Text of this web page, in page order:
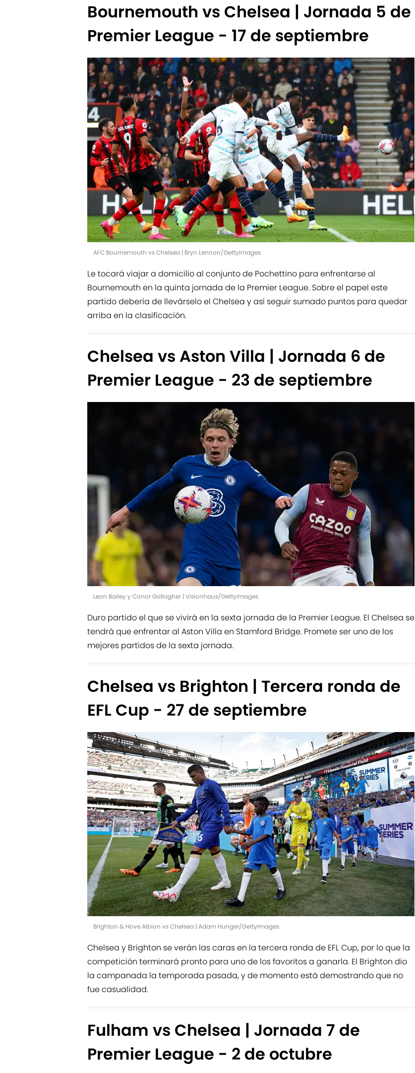
Bournemouth vs Chelsea | Jornada 5 de
Premier League - 17 de septiembre
AFC Bournemouth vs Chelsea | Bryn Lennon/GettyImages
Le tocará viajar a domicilio al conjunto de Pochettino para enfrentarse al
Bournemouth en la quinta jornada de la Premier League. Sobre el papel este
partido debería de llevárselo el Chelsea y así seguir sumado puntos para quedar
arriba en la clasificación.
Chelsea vs Aston Villa | Jornada 6 de
Premier League - 23 de septiembre
Leon Bailey y Conor Gallagher | Visionhaus/GettyImages
Duro partido el que se vivirá en la sexta jornada de la Premier League. El Chelsea se
tendrá que enfrentar al Aston Villa en Stamford Bridge. Promete ser uno de los
mejores partidos de la sexta jornada.
Chelsea vs Brighton | Tercera ronda de
EFL Cup - 27 de septiembre
Brighton & Hove Albion vs Chelsea | Adam Hunger/GettyImages
Chelsea y Brighton se verán las caras en la tercera ronda de EFL Cup, por lo que la
competición terminará pronto para uno de los favoritos a ganarla. El Brighton dio
la campanada la temporada pasada, y de momento está demostrando que no
fue casualidad.
Fulham vs Chelsea | Jornada 7 de
Premier League - 2 de octubre